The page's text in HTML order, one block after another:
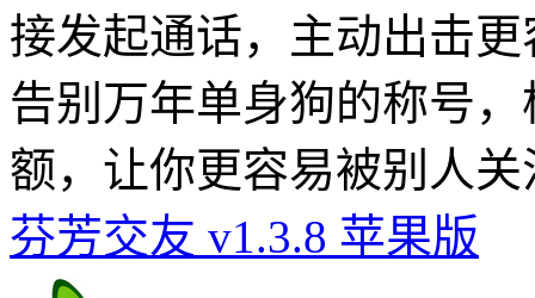
接发起通话，主动出击
告别万年单身狗的称号
额，让你更容易被别人关
芬芳交友 v1.3.8 苹果版